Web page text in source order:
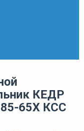
КЕДР
65Х КСС